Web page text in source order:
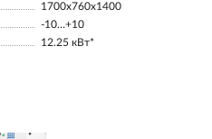
1700х760х1400
-10…+10
12.25 кВт*